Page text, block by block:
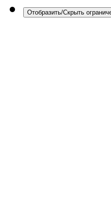
Отобразить/Скрыть